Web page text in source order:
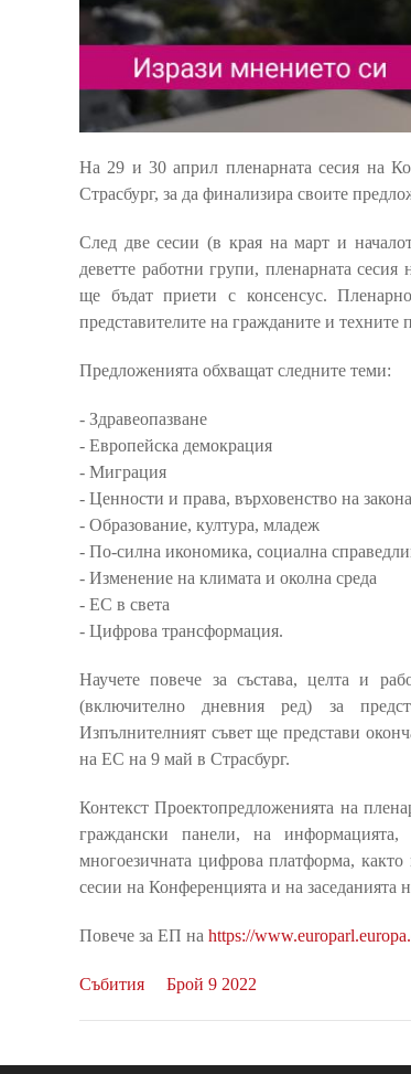
На 29 и 30 април пленарната сесия на
Страсбург, за да финализира своите
След две сесии (в края на март и
деветте работни групи, пленарната
ще бъдат приети с консенсус.
представителите на гражданите и
Предложенията обхващат следните теми:
- Здравеопазване
- Европейска демокрация
- Миграция
- Ценности и права, върховенство на
- Образование, култура, младеж
- По-силна икономика, социална
- Изменение на климата и околна среда
- ЕС в света
- Цифрова трансформация.
Научете повече за състава, целта и
(включително дневния ред) за
Изпълнителният съвет ще представи
на ЕС на 9 май в Страсбург.
Контекст Проектопредложенията на
граждански панели, на
многоезичната цифрова платформа,
сесии на Конференцията и на заседанията
Повече за ЕП на https://
Събития Брой 9 2022